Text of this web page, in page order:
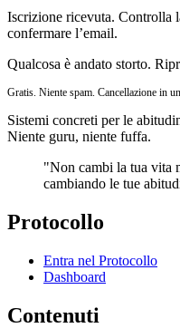
Iscrizione ricevuta. Controlla
confermare l’email.
Qualcosa è andato storto.
Gratis. Niente spam. Cancellazione in
Sistemi concreti per le
Niente guru, niente fuffa.
"Non cambi la tua vita
cambiando le tue
Protocollo
Entra nel Protocollo
Dashboard
Contenuti